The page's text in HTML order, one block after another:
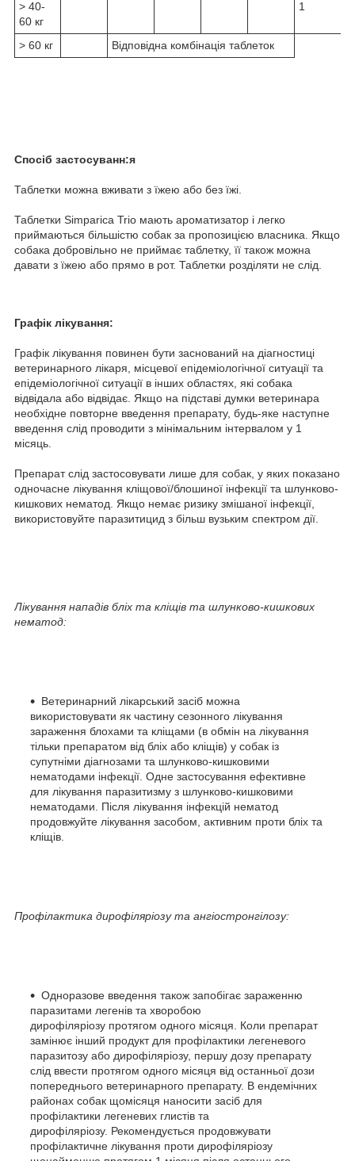
> 40-
60 кг
1
> 60 кг Відповідна комбінація таблеток
Спосіб застосуванн:я
Таблетки можна вживати з їжею або без їжі.
Таблетки Simparica Trio мають ароматизатор і легко
приймаються більшістю собак за пропозицією власника. Якщо
собака добровільно не приймає таблетку, її також можна
давати з їжею або прямо в рот. Таблетки розділяти не слід.
Графік лікування:
Графік лікування повинен бути заснований на діагностиці
ветеринарного лікаря, місцевої епідеміологічної ситуації та
епідеміологічної ситуації в інших областях, які собака
відвідала або відвідає. Якщо на підставі думки ветеринара
необхідне повторне введення препарату, будь-яке наступне
введення слід проводити з мінімальним інтервалом у 1
місяць.
Препарат слід застосовувати лише для собак, у яких показано
одночасне лікування кліщової/блошиної інфекції та шлунково-
кишкових нематод. Якщо немає ризику змішаної інфекції,
використовуйте паразитицид з більш вузьким спектром дії.
Лікування нападів бліх та кліщів та шлунково-кишкових
нематод:
Ветеринарний лікарський засіб можна
використовувати як частину сезонного лікування
зараження блохами та кліщами (в обмін на лікування
тільки препаратом від бліх або кліщів) у собак із
супутніми діагнозами та шлунково-кишковими
нематодами інфекції. Одне застосування ефективне
для лікування паразитизму з шлунково-кишковими
нематодами. Після лікування інфекцій нематод
продовжуйте лікування засобом, активним проти бліх та
кліщів.
Профілактика дирофіляріозу та ангіостронгілозу:
Одноразове введення також запобігає зараженню
паразитами легенів та хворобою
дирофіляріозу протягом одного місяця. Коли препарат
замінює інший продукт для профілактики легеневого
паразитозу або дирофіляріозу, першу дозу препарату
слід ввести протягом одного місяця від останньої дози
попереднього ветеринарного препарату. В ендемічних
районах собак щомісяця наносити засіб для
профілактики легеневих глистів та
дирофіляріозу. Рекомендується продовжувати
профілактичне лікування проти дирофіляріозу